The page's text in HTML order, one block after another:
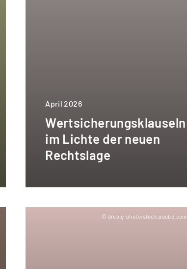
April 2026
Wertsicherungsklauseln
im Lichte der neuen
Rechtslage
© drubig-photo/stock.adobe.com